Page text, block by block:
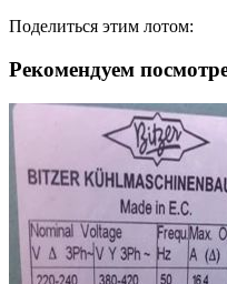
Поделиться этим лотом:
Рекомендуем